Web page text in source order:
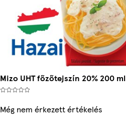
Mizo UHT főzőtejszín 20% 200 ml
Még nem érkezett értékelés